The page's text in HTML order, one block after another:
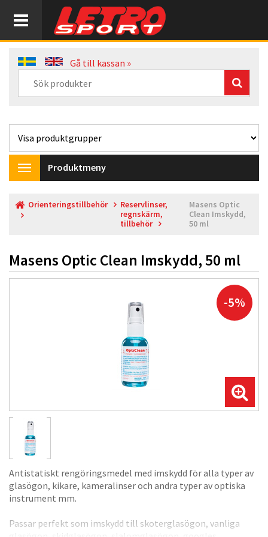
Gå till kassan »
Toggle
navigation
Produktmeny
Orienteringstillbehör
Reservlinser,
regnskärm,
tillbehör
Masens Optic
Clean Imskydd,
50 ml
Masens Optic Clean Imskydd, 50 ml
-5%
Antistatiskt rengöringsmedel med imskydd för alla typer av
glasögon, kikare, kameralinser och andra typer av optiska
instrument mm.
Passar perfekt som imskydd till skoterglasögon, vanliga